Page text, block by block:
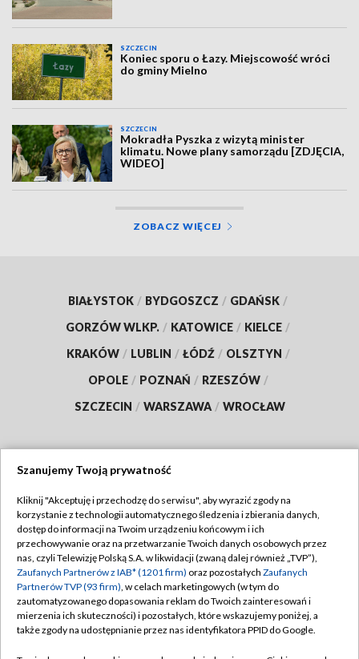
SZCZECIN
Koniec sporu o Łazy. Miejscowość wróci
do gminy Mielno
SZCZECIN
Mokradła Pyszka z wizytą minister
klimatu. Nowe plany samorządu [ZDJĘCIA,
WIDEO]
ZOBACZ WIĘCEJ
BIAŁYSTOK / BYDGOSZCZ / GDAŃSK /
GORZÓW WLKP. / KATOWICE / KIELCE /
KRAKÓW / LUBLIN / ŁÓDŹ / OLSZTYN /
OPOLE / POZNAŃ / RZESZÓW /
SZCZECIN / WARSZAWA / WROCŁAW
TVP
Abonament TVP
Emisja w TVP
Centrum informacji TVP
Naziemna Telewizja Cyfrowa
Regulamin TVP
Polityka prywatności
Moje zgody
Pomoc
Szanujemy Twoją prywatność
Kliknij "Akceptuję i przechodzę do serwisu", aby wyrazić zgody na
korzystanie z technologii automatycznego śledzenia i zbierania danych,
dostęp do informacji na Twoim urządzeniu końcowym i ich
przechowywanie oraz na przetwarzanie Twoich danych osobowych przez
nas, czyli Telewizję Polską S.A. w likwidacji (zwaną dalej również „TVP”),
Zaufanych Partnerów z IAB* (1201 firm) oraz pozostałych Zaufanych
Partnerów TVP (93 firm), w celach marketingowych (w tym do
zautomatyzowanego dopasowania reklam do Twoich zainteresowań i
mierzenia ich skuteczności) i pozostałych, które wskazujemy poniżej, a
także zgody na udostępnianie przez nas identyfikatora PPID do Google.